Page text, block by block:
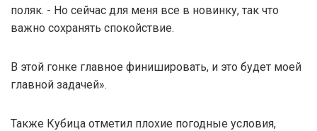
поляк. - Но сейчас для меня все в новинку, так что
важно сохранять спокойствие.
В этой гонке главное финишировать, и это будет моей
главной задачей».
Также Кубица отметил плохие погодные условия,